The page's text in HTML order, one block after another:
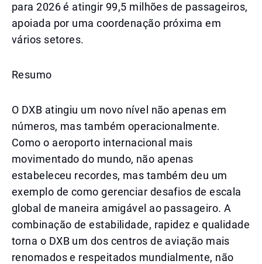
para 2026 é atingir 99,5 milhões de passageiros,
apoiada por uma coordenação próxima em
vários setores.
Resumo
O DXB atingiu um novo nível não apenas em
números, mas também operacionalmente.
Como o aeroporto internacional mais
movimentado do mundo, não apenas
estabeleceu recordes, mas também deu um
exemplo de como gerenciar desafios de escala
global de maneira amigável ao passageiro. A
combinação de estabilidade, rapidez e qualidade
torna o DXB um dos centros de aviação mais
renomados e respeitados mundialmente, não